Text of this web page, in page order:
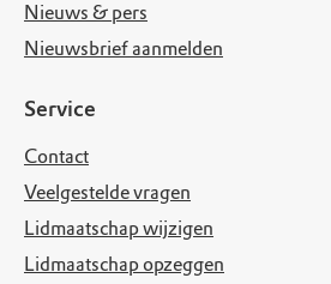
Nieuws & pers
Nieuwsbrief aanmelden
Service
Contact
Veelgestelde vragen
Lidmaatschap wijzigen
Lidmaatschap opzeggen